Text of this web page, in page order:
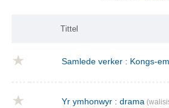
Tittel
Samlede verker : Kongs-
Yr ymhonwyr : drama